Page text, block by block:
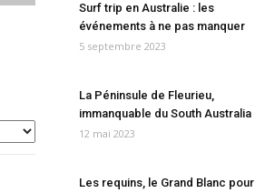
Surf trip en Australie : les
événements à ne pas manquer
5 septembre 2023
La Péninsule de Fleurieu,
immanquable du South Australia
12 mai 2023
Les requins, le Grand Blanc pour